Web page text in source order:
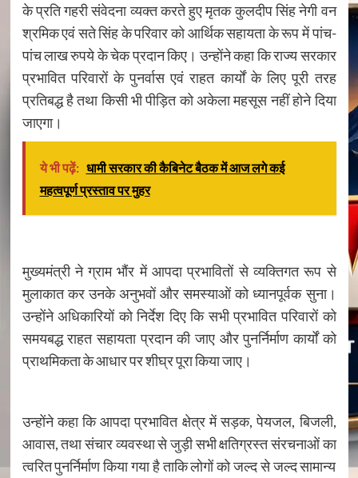
के प्रति गहरी संवेदना व्यक्त करते हुए मृतक कुलदीप सिंह नेगी वन
श्रमिक एवं सते सिंह के परिवार को आर्थिक सहायता के रूप में पांच-
पांच लाख रुपये के चेक प्रदान किए। उन्होंने कहा कि राज्य सरकार
प्रभावित परिवारों के पुनर्वास एवं राहत कार्यों के लिए पूरी तरह
प्रतिबद्ध है तथा किसी भी पीड़ित को अकेला महसूस नहीं होने दिया
जाएगा।
ये भी पढ़ें: धामी सरकार की कैबिनेट बैठक में आज लगे कई
महत्वपूर्ण प्रस्ताव पर मुहर
मुख्यमंत्री ने ग्राम भौंर में आपदा प्रभावितों से व्यक्तिगत रूप से
मुलाकात कर उनके अनुभवों और समस्याओं को ध्यानपूर्वक सुना।
उन्होंने अधिकारियों को निर्देश दिए कि सभी प्रभावित परिवारों को
समयबद्ध राहत सहायता प्रदान की जाए और पुनर्निर्माण कार्यों को
प्राथमिकता के आधार पर शीघ्र पूरा किया जाए।
उन्होंने कहा कि आपदा प्रभावित क्षेत्र में सड़क, पेयजल, बिजली,
आवास, तथा संचार व्यवस्था से जुड़ी सभी क्षतिग्रस्त संरचनाओं का
त्वरित पुनर्निर्माण किया गया है ताकि लोगों को जल्द से जल्द सामान्य